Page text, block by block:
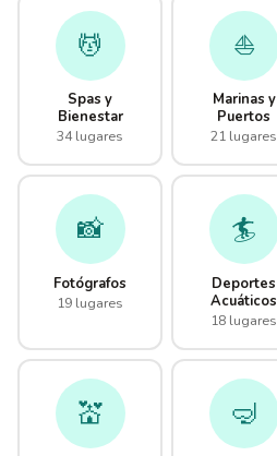
💆
Spas y
Bienestar
34 lugares
⛵
Marinas y
Puertos
21 lugares
📸
Fotógrafos
19 lugares
🏄
Deportes
Acuáticos
18 lugares
💒 🤿